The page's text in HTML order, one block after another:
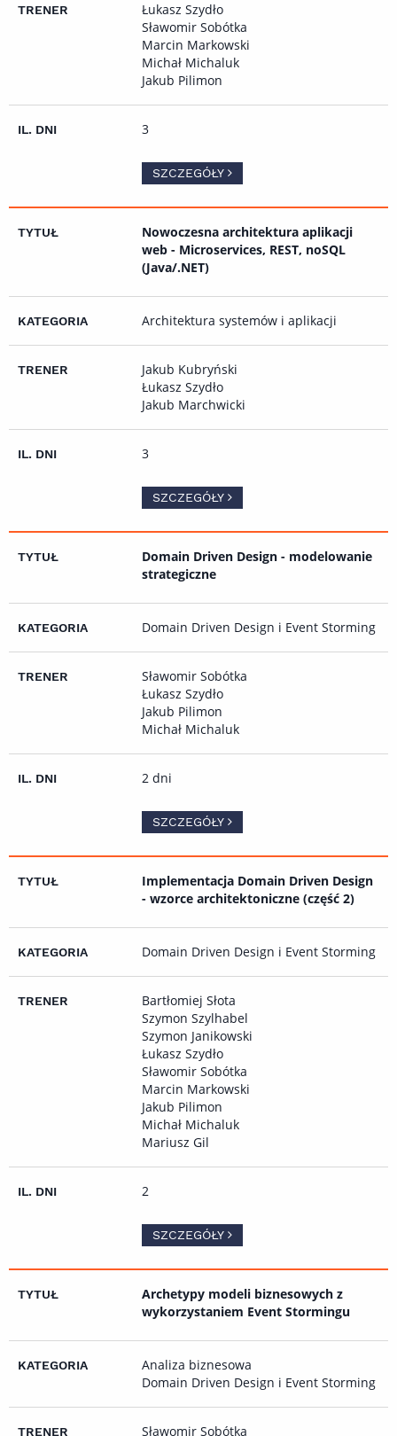
Łukasz Szydło
Sławomir Sobótka
Marcin Markowski
Michał Michaluk
Jakub Pilimon
3
SZCZEGÓŁY
Nowoczesna architektura aplikacji
web - Microservices, REST, noSQL
(Java/.NET)
Architektura systemów i aplikacji
Jakub Kubryński
Łukasz Szydło
Jakub Marchwicki
3
SZCZEGÓŁY
Domain Driven Design - modelowanie
strategiczne
Domain Driven Design i Event Storming
Sławomir Sobótka
Łukasz Szydło
Jakub Pilimon
Michał Michaluk
2 dni
SZCZEGÓŁY
Implementacja Domain Driven Design
- wzorce architektoniczne (część 2)
Domain Driven Design i Event Storming
Bartłomiej Słota
Szymon Szylhabel
Szymon Janikowski
Łukasz Szydło
Sławomir Sobótka
Marcin Markowski
Jakub Pilimon
Michał Michaluk
Mariusz Gil
2
SZCZEGÓŁY
Archetypy modeli biznesowych z
wykorzystaniem Event Stormingu
Analiza biznesowa
Domain Driven Design i Event Storming
Sławomir Sobótka